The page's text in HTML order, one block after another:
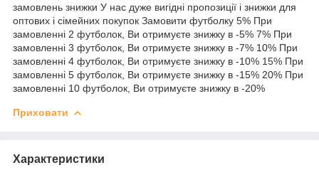
замовлень знижки У нас дуже вигідні пропозиції і знижки для
оптових і сімейних покупок Замовити футболку 5% При
замовленні 2 футболок, Ви отримуєте знижку в -5% 7% При
замовленні 3 футболок, Ви отримуєте знижку в -7% 10% При
замовленні 4 футболок, Ви отримуєте знижку в -10% 15% При
замовленні 5 футболок, Ви отримуєте знижку в -15% 20% При
замовленні 10 футболок, Ви отримуєте знижку в -20%
Приховати
Характеристики